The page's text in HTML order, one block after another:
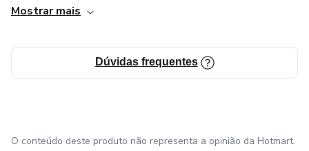
classroom.
Mostrar mais
Dúvidas frequentes
O conteúdo deste produto não representa a opinião da Hotmart.